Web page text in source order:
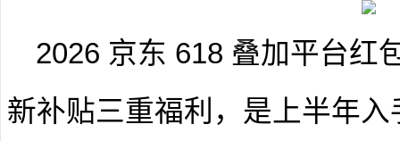
2026 京东 618 叠加平台红
新补贴三重福利，是上半年